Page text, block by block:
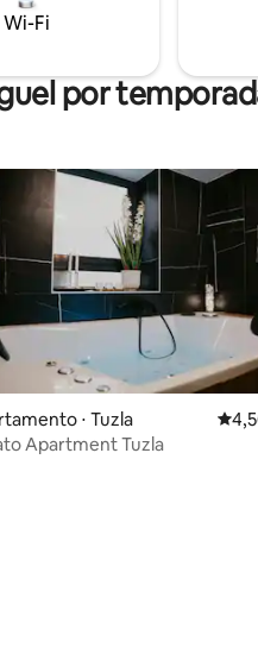
Wi-Fi
por
média de 5, 6 avaliações
⋅ Tuzla 4,56
Apartment Tuzla